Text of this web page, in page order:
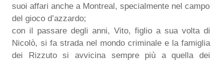
suoi affari anche a Montreal, specialmente nel campo
del gioco d’azzardo;
con il passare degli anni, Vito, figlio a sua volta di
Nicolò, si fa strada nel mondo criminale e la famiglia
dei Rizzuto si avvicina sempre più a quella dei